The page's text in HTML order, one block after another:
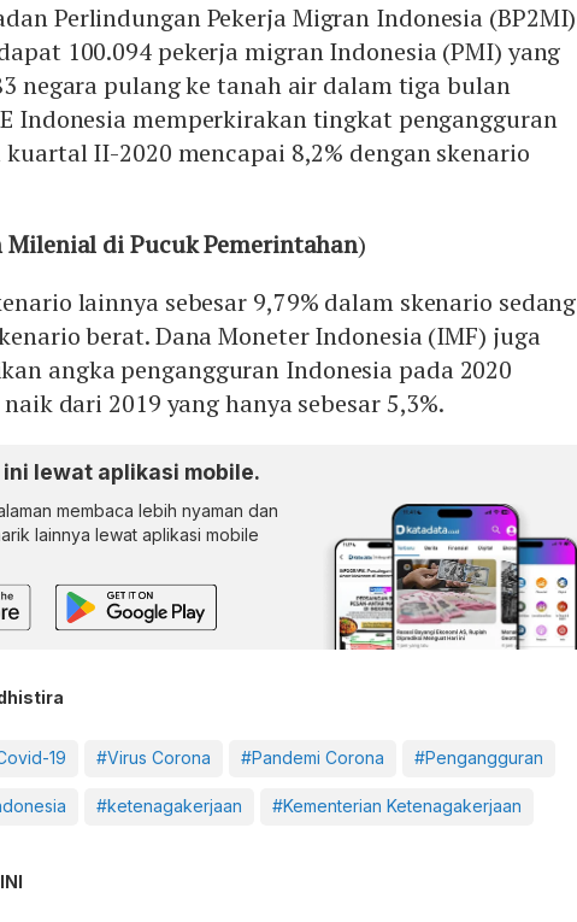
Perlindungan Pekerja Migran Indonesia (BP2MI)
100.094 pekerja migran Indonesia (PMI) yang
negara pulang ke tanah air dalam tiga bulan
Indonesia memperkirakan tingkat pengangguran
II-2020 mencapai 8,2% dengan skenario
Milenial di Pucuk Pemerintahan)
lainnya sebesar 9,79% dalam skenario sedang
berat. Dana Moneter Indonesia (IMF) juga
angka pengangguran Indonesia pada 2020
naik dari 2019 yang hanya sebesar 5,3%.
lewat aplikasi mobile.
membaca lebih nyaman dan
lainnya lewat aplikasi mobile
19 #Virus Corona #Pandemi Corona #Pengangguran
#ketenagakerjaan #Kementerian Ketenagakerjaan